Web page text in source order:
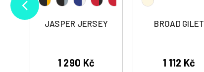
JASPER JERSEY
1 290 Kč
BROAD GILET
1 112 Kč